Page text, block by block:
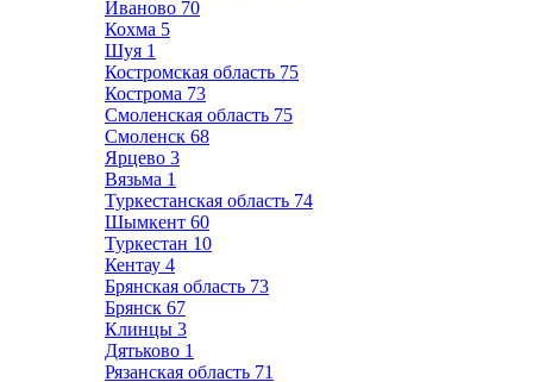
Иваново 70
Кохма 5
Шуя 1
Костромская область 75
Кострома 73
Смоленская область 75
Смоленск 68
Ярцево 3
Вязьма 1
Туркестанская область 74
Шымкент 60
Туркестан 10
Кентау 4
Брянская область 73
Брянск 67
Клинцы 3
Дятьково 1
Рязанская область 71